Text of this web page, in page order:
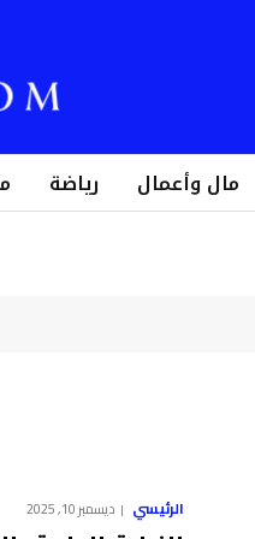
مال وأعمال رياضة
الرئيسي ديسمبر 10, 2025